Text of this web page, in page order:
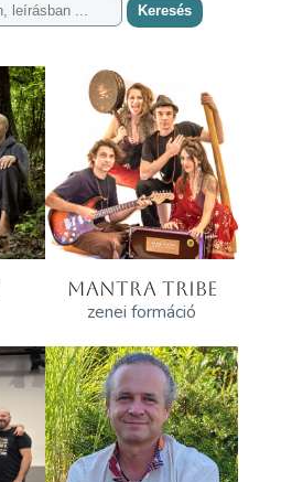
Keresés
MANTRA TRIBE
zenei formáció